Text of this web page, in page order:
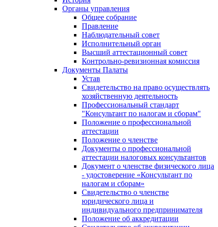
Органы управления
Общее собрание
Правление
Наблюдательный совет
Исполнительный орган
Высший аттестационный совет
Контрольно-ревизионная комиссия
Документы Палаты
Устав
Свидетельство на право осуществлять
хозяйственную деятельность
Профессиональный стандарт
"Консультант по налогам и сборам"
Положение о профессиональной
аттестации
Положение о членстве
Документы о профессиональной
аттестации налоговых консультантов
Документ о членстве физического лица
- удостоверение «Консультант по
налогам и сборам»
Свидетельство о членстве
юридического лица и
индивидуального предпринимателя
Положение об аккредитации